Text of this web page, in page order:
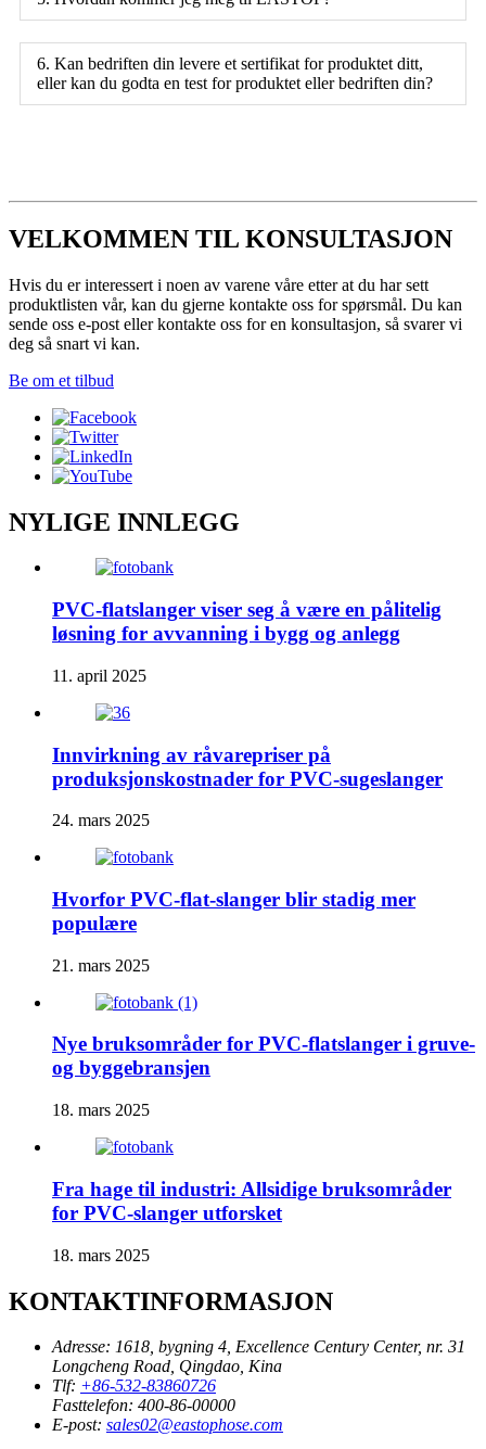
6. Kan bedriften din levere et sertifikat for produktet ditt,
eller kan du godta en test for produktet eller bedriften din?
VELKOMMEN TIL KONSULTASJON
Hvis du er interessert i noen av varene våre etter at du har sett
produktlisten vår, kan du gjerne kontakte oss for spørsmål. Du kan
sende oss e-post eller kontakte oss for en konsultasjon, så svarer vi
deg så snart vi kan.
Be om et tilbud
NYLIGE INNLEGG
PVC-flatslanger viser seg å være en pålitelig
løsning for avvanning i bygg og anlegg
11. april 2025
Innvirkning av råvarepriser på
produksjonskostnader for PVC-sugeslanger
24. mars 2025
Hvorfor PVC-flat-slanger blir stadig mer
populære
21. mars 2025
Nye bruksområder for PVC-flatslanger i gruve-
og byggebransjen
18. mars 2025
Fra hage til industri: Allsidige bruksområder
for PVC-slanger utforsket
18. mars 2025
KONTAKTINFORMASJON
Adresse: 1618, bygning 4, Excellence Century Center, nr. 31
Longcheng Road, Qingdao, Kina
Tlf: +86-532-83860726
Fasttelefon: 400-86-00000
E-post: sales02@eastophose.com